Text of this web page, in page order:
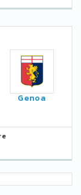
Genoa